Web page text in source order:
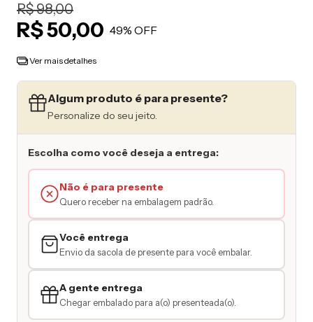
R$ 98,00
R$ 50,00 49% OFF
Ver mais detalhes
Algum produto é para presente?
Personalize do seu jeito.
Escolha como você deseja a entrega:
Não é para presente
Quero receber na embalagem padrão.
Você entrega
Envio da sacola de presente para você embalar.
A gente entrega
Chegar embalado para a(o) presenteada(o).